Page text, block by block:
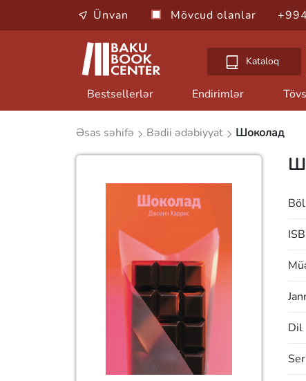
Ünvan Mövcud olanlar
Kataloq
Bestsellerlər Endirimlər
Əsas səhifə Bədii ədəbiyyat Шоколад
Dil